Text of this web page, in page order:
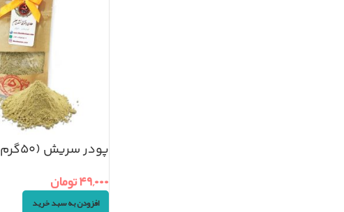
پودر سریش (۵۰گرم)
۴۹,۰۰۰تومان
افزودن به سبد خرید